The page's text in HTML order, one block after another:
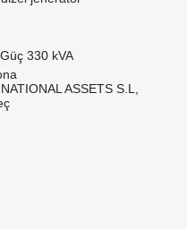
Güç 330 kVA
ASSETS S.L,